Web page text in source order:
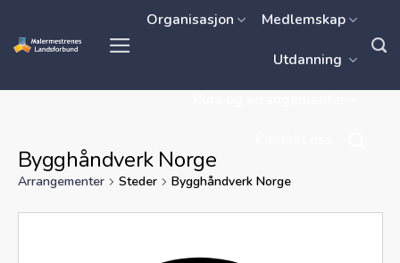
Organisasjon Medlemskap
Utdanning
Bygghåndverk Norge
Arrangementer Steder Bygghåndverk Norge